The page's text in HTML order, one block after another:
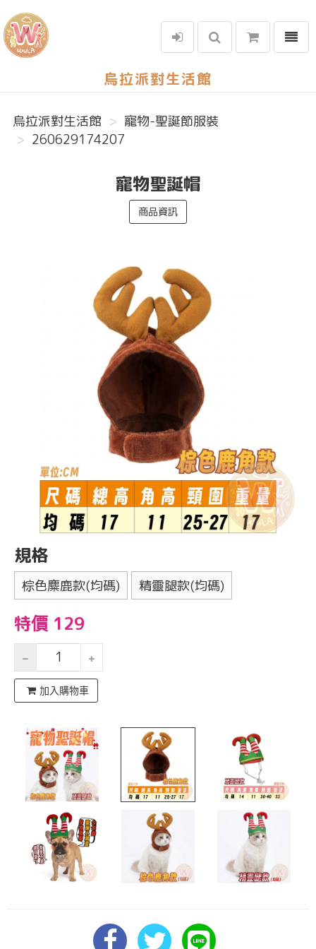
烏拉派對生活館
選單
烏拉派對生活館
寵物-聖誕節服裝
260629174207
寵物聖誕帽
商品資訊
規格
棕色麋鹿款(均碼) 精靈腿款(均碼)
特價 129
加入購物車